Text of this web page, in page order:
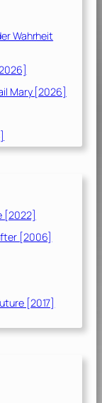
Wahrheit
Mary [2026]
[2022]
[2006]
[2017]